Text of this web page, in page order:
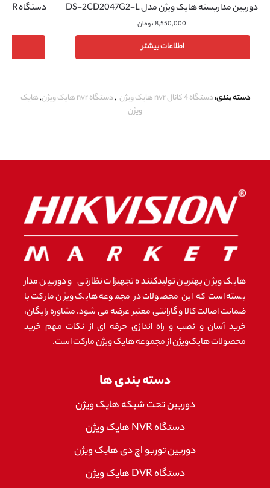
دوربین مداربسته هایک ویژن مدل DS-2CD2047G2-L
8,550,000تومان
اطلاعات بیشتر
دستگاه DVR هایک ویژن مدل DS-7232HQHI-K2
دسته بندی:دستگاه 4 کانال nvr هایک ویژن ,دستگاه nvr هایک ویژن ,هایک
ویژن
هایک ویژن بهترین تولیدکننده تجهیزات نظارتی و دوربین مدار
بسته است که این محصولات در مجموعه هایک ویژن مارکت با
ضمانت اصالت کالا و گارانتی معتبر عرضه می شود. مشاوره رایگان،
خرید آسان و نصب و راه اندازی حرفه ای از نکات مهم خرید
محصولات هایک‌ویژن از مجموعه هایک ویژن مارکت است.
دسته بندی ها
دوربین تحت شبکه هایک ویژن
دستگاه NVR هایک ویژن
دوربین توربو اچ دی هایک ویژن
دستگاه DVR هایک ویژن